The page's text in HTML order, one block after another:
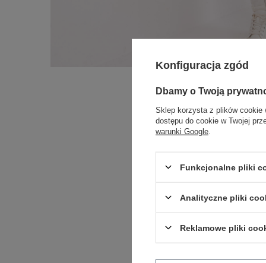
Konfiguracja zgód
Dbamy o Twoją
Sklep korzysta z plików cookie
dostępu do cookie w Twojej
warunki Google
Funkcjonalne pliki
Analityczne pliki
Reklamowe pliki